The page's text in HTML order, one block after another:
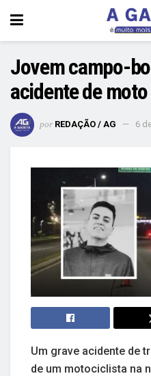
Jovem campo-
acidente de
por REDAÇÃO / AG 6
Um grave acidente de
de um motociclista na